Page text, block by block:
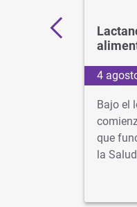
4
Bajo el
que
la